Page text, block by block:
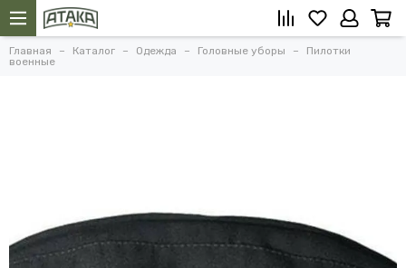
Главная Каталог Одежда Головные уборы
Пилотки
военные